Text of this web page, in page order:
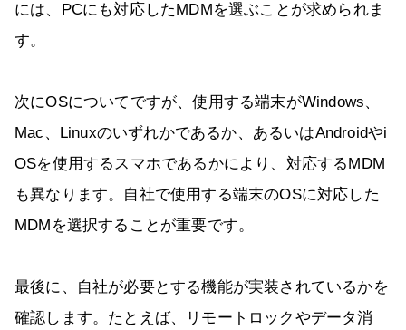
には、PCにも対応したMDMを選ぶことが求められま
す。
次にOSについてですが、使用する端末がWindows、
Mac、Linuxのいずれかであるか、あるいはAndroidやi
OSを使用するスマホであるかにより、対応するMDM
も異なります。自社で使用する端末のOSに対応した
MDMを選択することが重要です。
最後に、自社が必要とする機能が実装されているかを
確認します。たとえば、リモートロックやデータ消